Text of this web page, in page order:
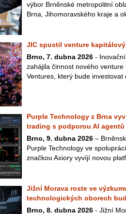
výbor Brněnské metropolitní
Brna, Jihomoravského kraje a
JIC spustil venture
Brno, 7. dubna 2026 -
zahájila činnost nového
Ventures, který bude investovat
Purple Technology z Brna
trading s podporou AI agentů
Brno, 9. dubna 2026 –
Purple Technology ve
značkou Axiory vyvíjí novou
Jižní Morava roste ve
technologických oborech
Brno, 8. dubna 2026 - Jižní